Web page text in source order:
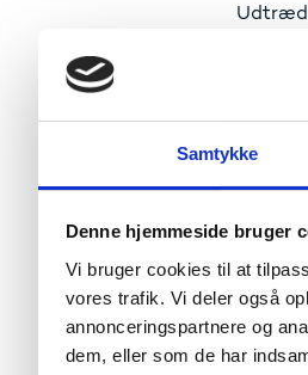
Samtykke
Denne hjemmeside bruger
Vi bruger cookies til at
vores trafik. Vi deler også
annonceringspartnere og
dem, eller som de har
Hvis
Hvis
Hvis